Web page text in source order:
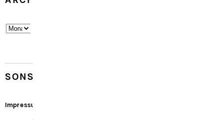
Archiv
SONSTIGES
Impressum